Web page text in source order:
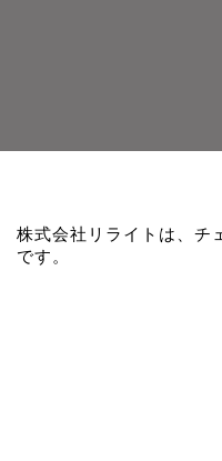
株式会社リライトは、チ
です。